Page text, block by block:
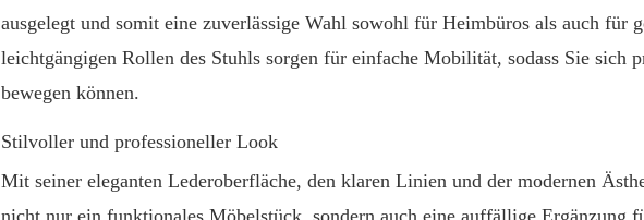
ausgelegt und somit eine zuverlässige Wahl sowohl für Heimbüros als auch für
leichtgängigen Rollen des Stuhls sorgen für einfache Mobilität, sodass Sie sich
bewegen können.
Stilvoller und professioneller Look
Mit seiner eleganten Lederoberfläche, den klaren Linien und der modernen
nicht nur ein funktionales Möbelstück, sondern auch eine auffällige Ergänzung